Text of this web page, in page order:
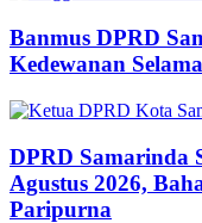
Banmus DPRD
Kedewanan
DPRD Samarinda
Agustus 2026,
Paripurna